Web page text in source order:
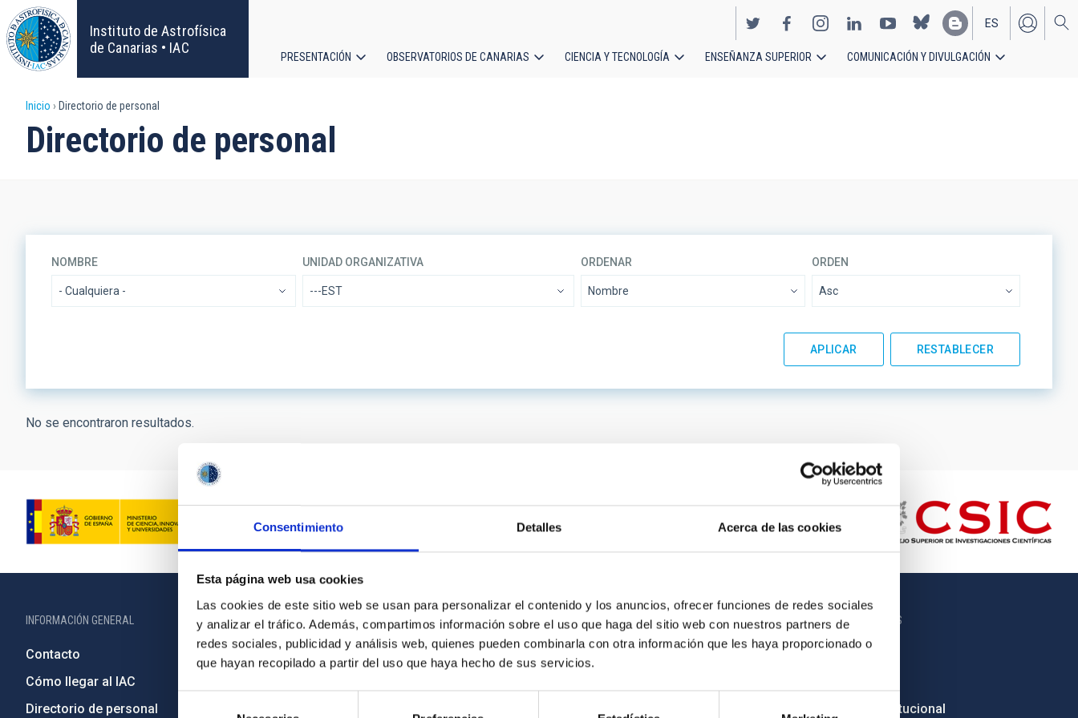
Consentimiento Detalles Acerca de las cookies
Esta página web usa cookies
Las cookies de este sitio web se usan para personalizar el contenido y los anuncios, ofrecer funciones de redes sociales
y analizar el tráfico. Además, compartimos información sobre el uso que haga del sitio web con nuestros partners de
redes sociales, publicidad y análisis web, quienes pueden combinarla con otra información que les haya proporcionado o
que hayan recopilado a partir del uso que haya hecho de sus servicios.
Pasar
al
contenido
principal
Instituto de Astrofísica
de Canarias • IAC
EN
ES
principal
PRESENTACIÓN OBSERVATORIOS DE CANARIAS CIENCIA Y TECNOLOGÍA ENSEÑANZA SUPERIOR COMUNICACIÓN Y DIVULGACIÓN
Sobrescribir
enlaces
Inicio Directorio de personal
Directorio de personal
NOMBRE
- Cualquiera -
UNIDAD ORGANIZATIVA
---EST
ORDENAR ORDEN
No se encontraron resultados.
INFORMACIÓN GENERAL
Contacto
Cómo llegar al IAC
Directorio de personal
INFORMACIÓN INSTITUCIONAL
Legislación
PORTAL DEL IAC
Mapa web
OTROS ENLACES
Imagen institucional